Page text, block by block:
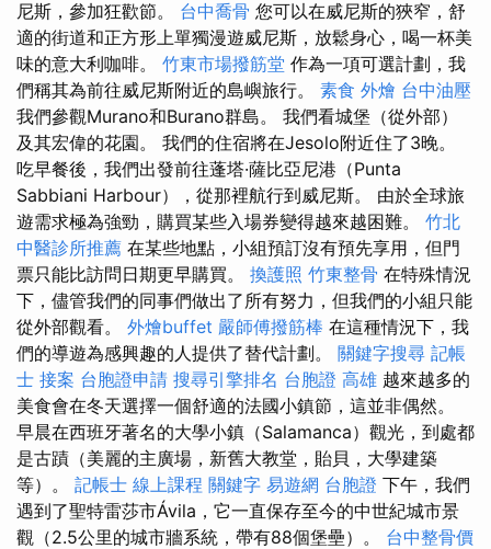
尼斯，參加狂歡節。 台中喬骨 您可以在威尼斯的狹窄，舒
適的街道和正方形上單獨漫遊威尼斯，放鬆身心，喝一杯美
味的意大利咖啡。 竹東市場撥筋堂 作為一項可選計劃，我
們稱其為前往威尼斯附近的島嶼旅行。 素食 外燴 台中油壓
我們參觀Murano和Burano群島。 我們看城堡（從外部）
及其宏偉的花園。 我們的住宿將在Jesolo附近住了3晚。
吃早餐後，我們出發前往蓬塔·薩比亞尼港（Punta
Sabbiani Harbour），從那裡航行到威尼斯。 由於全球旅
遊需求極為強勁，購買某些入場券變得越來越困難。 竹北
中醫診所推薦 在某些地點，小組預訂沒有預先享用，但門
票只能比訪問日期更早購買。 換護照 竹東整骨 在特殊情況
下，儘管我們的同事們做出了所有努力，但我們的小組只能
從外部觀看。 外燴buffet 嚴師傅撥筋棒 在這種情況下，我
們的導遊為感興趣的人提供了替代計劃。 關鍵字搜尋 記帳
士 接案 台胞證申請 搜尋引擎排名 台胞證 高雄 越來越多的
美食會在冬天選擇一個舒適的法國小鎮節，這並非偶然。
早晨在西班牙著名的大學小鎮（Salamanca）觀光，到處都
是古蹟（美麗的主廣場，新舊大教堂，貽貝，大學建築
等）。 記帳士 線上課程 關鍵字 易遊網 台胞證 下午，我們
遇到了聖特雷莎市Ávila，它一直保存至今的中世紀城市景
觀（2.5公里的城市牆系統，帶有88個堡壘）。 台中整骨價